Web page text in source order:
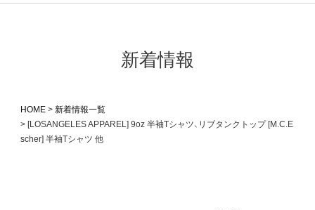
新着情報
HOME
新着情報一覧
[LOSANGELES APPAREL] 9oz 半袖Tシャツ、リブタンクトップ [M.C.E
scher] 半袖Tシャツ 他